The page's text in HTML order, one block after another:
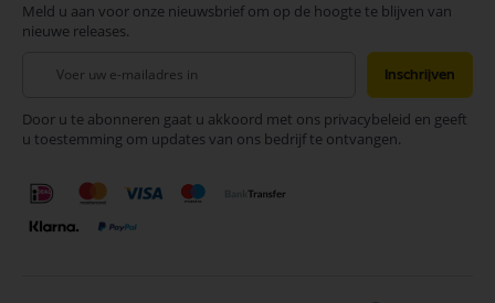
Meld u aan voor onze nieuwsbrief om op de hoogte te blijven van
nieuwe releases.
onze
nieuwsbrief
Inschrijven
Door u te abonneren gaat u akkoord met ons privacybeleid en geeft
u toestemming om updates van ons bedrijf te ontvangen.